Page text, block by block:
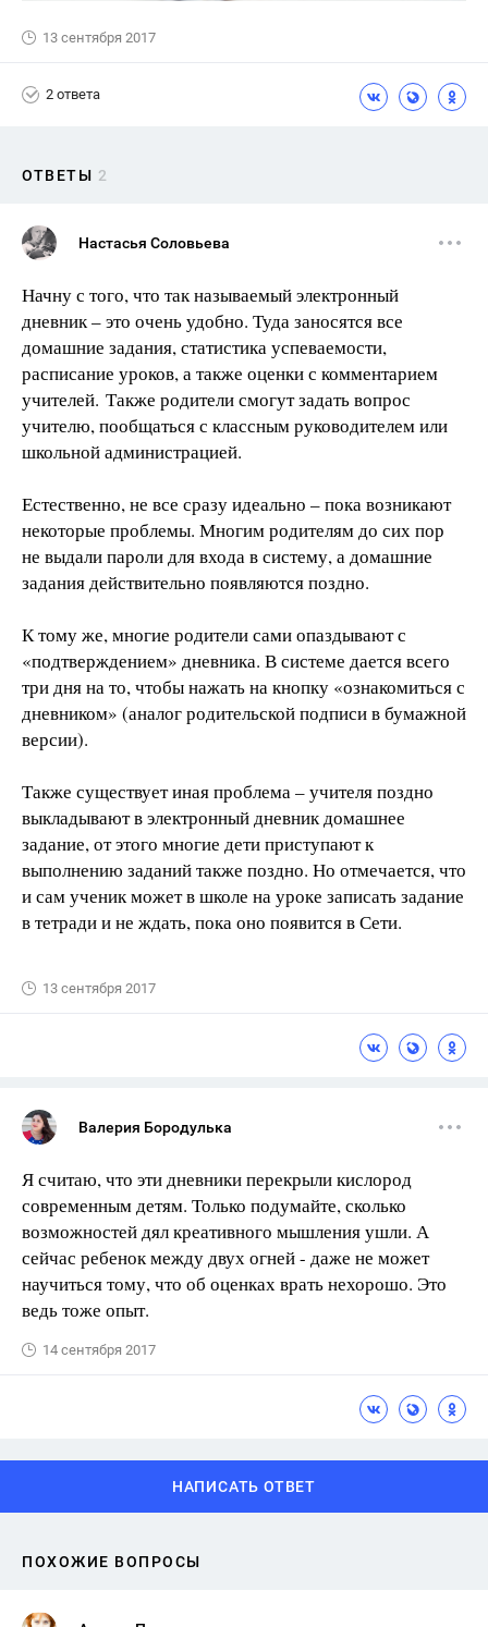
13 сентября 2017
2 ответа
ОТВЕТЫ 2
Настасья Соловьева
Начну с того, что так называемый электронный
дневник – это очень удобно. Туда заносятся все
домашние задания, статистика успеваемости,
расписание уроков, а также оценки с комментарием
учителей. Также родители смогут задать вопрос
учителю, пообщаться с классным руководителем или
школьной администрацией.
Естественно, не все сразу идеально – пока возникают
некоторые проблемы. Многим родителям до сих пор
не выдали пароли для входа в систему, а домашние
задания действительно появляются поздно.
К тому же, многие родители сами опаздывают с
«подтверждением» дневника. В системе дается всего
три дня на то, чтобы нажать на кнопку «ознакомиться с
дневником» (аналог родительской подписи в бумажной
версии).
Также существует иная проблема – учителя поздно
выкладывают в электронный дневник домашнее
задание, от этого многие дети приступают к
выполнению заданий также поздно. Но отмечается, что
и сам ученик может в школе на уроке записать задание
в тетради и не ждать, пока оно появится в Сети.
13 сентября 2017
Валерия Бородулька
Я считаю, что эти дневники перекрыли кислород
современным детям. Только подумайте, сколько
возможностей дял креативного мышления ушли. А
сейчас ребенок между двух огней - даже не может
научиться тому, что об оценках врать нехорошо. Это
ведь тоже опыт.
14 сентября 2017
НАПИСАТЬ ОТВЕТ
ПОХОЖИЕ ВОПРОСЫ